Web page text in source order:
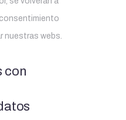
nuestras webs.
con